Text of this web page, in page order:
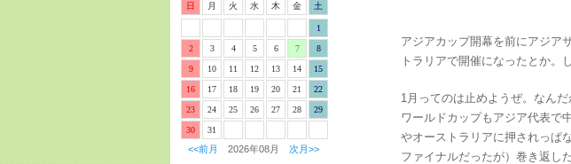
アジアカップ開幕を前にアジア
トラリアで開催になったとか。
1月ってのは止めようぜ。なん
ワールドカップもアジア代表で
やオーストラリアに押されっぱ
ファイナルだったが）巻き返し
日 月 火 水 木 金 土
1
2 3 4 5 6 7 8
9 10 11 12 13 14 15
16 17 18 19 20 21 22
23 24 25 26 27 28 29
30 31
<<前月 2026年08月 次月>>